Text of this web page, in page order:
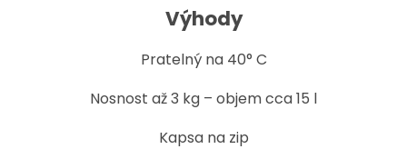
Výhody
Pratelný na 40° C
Nosnost až 3 kg – objem cca 15 l
Kapsa na zip